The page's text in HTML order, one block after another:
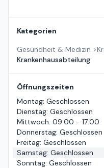
Kategorien
Gesundheit & Medizin >
Krankenhausabteilung
Öffnungszeiten
Montag: Geschlossen
Dienstag: Geschlossen
Mittwoch: 09:00 - 17:00
Donnerstag: Geschlossen
Freitag: Geschlossen
Samstag: Geschlossen
Sonntag: Geschlossen